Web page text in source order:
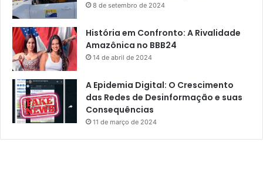
8 de setembro de 2024
História em Confronto: A Rivalidade
Amazônica no BBB24
14 de abril de 2024
A Epidemia Digital: O Crescimento
das Redes de Desinformação e suas
Consequências
11 de março de 2024